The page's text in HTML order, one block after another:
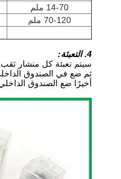
14-70 ملم
70-120 ملم
4. التعبئة:
سيتم تعبئة كل منشار ثقب TCT في صندوق بلاستيكي جيد الجودة.
ثم ضع في الصندوق
أخيرًا ضع الصندوق